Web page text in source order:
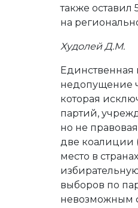
также
на
Худолей Д.М.
Единственная
недопущение
которая
партий,
но не
две коалиции
место в
выборов по
невозможным